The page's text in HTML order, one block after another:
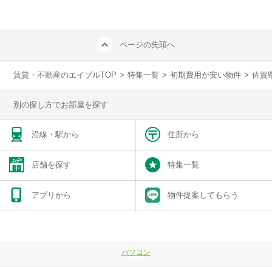
ページの先頭へ
賃貸・不動産のエイブルTOP > 特集一覧 > 初期費用が安い物件 > 佐賀
別の探し方でお部屋を探す
沿線・駅から 住所から
店舗を探す 特集一覧
アプリから 物件提案してもらう
パソコン